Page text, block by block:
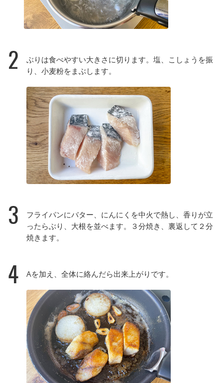
2
ぶりは食べやすい大きさに切ります。塩、こしょうを振
り、小麦粉をまぶします。
3
フライパンにバター、にんにくを中火で熱し、香りが立
ったらぶり、大根を並べます。３分焼き、裏返して２分
焼きます。
4 Aを加え、全体に絡んだら出来上がりです。